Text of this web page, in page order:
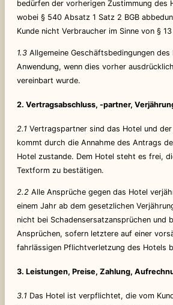
bedürfen der vorherigen Zustimmung des
wobei § 540 Absatz 1 Satz 2 BGB
Kunde nicht Verbraucher im Sinne von §
1.3Allgemeine Geschäftsbedingungen des
Anwendung, wenn dies vorher
vereinbart wurde.
2. Vertragsabschluss, -partner,
2.1 Vertragspartner sind das Hotel und
kommt durch die Annahme des Antrags
Hotel zustande. Dem Hotel steht es frei,
Textform zu bestätigen.
2.2Alle Ansprüche gegen das Hotel
einem Jahr ab dem gesetzlichen
nicht bei Schadensersatzansprüchen und
Ansprüchen, sofern letztere auf einer
fahrlässigen Pflichtverletzung des Hotels
3. Leistungen, Preise, Zahlung,
3.1 Das Hotel ist verpflichtet, die vom